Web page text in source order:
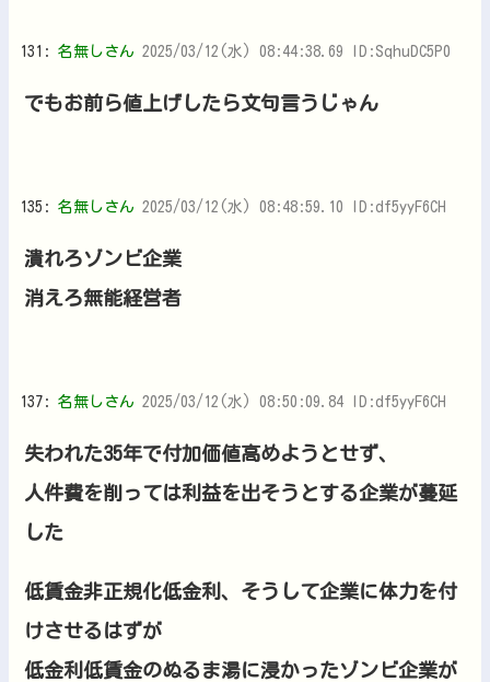
131: 名無しさん 2025/03/12(水) 08:44:38.69 ID:SqhuDC5P0
でもお前ら値上げしたら文句言うじゃん
135: 名無しさん 2025/03/12(水) 08:48:59.10 ID:df5yyF6CH
潰れろゾンビ企業
消えろ無能経営者
137: 名無しさん 2025/03/12(水) 08:50:09.84 ID:df5yyF6CH
失われた35年で付加価値高めようとせず、
人件費を削っては利益を出そうとする企業が蔓延
した
低賃金非正規化低金利、そうして企業に体力を付
けさせるはずが
低金利低賃金のぬるま湯に浸かったゾンビ企業が